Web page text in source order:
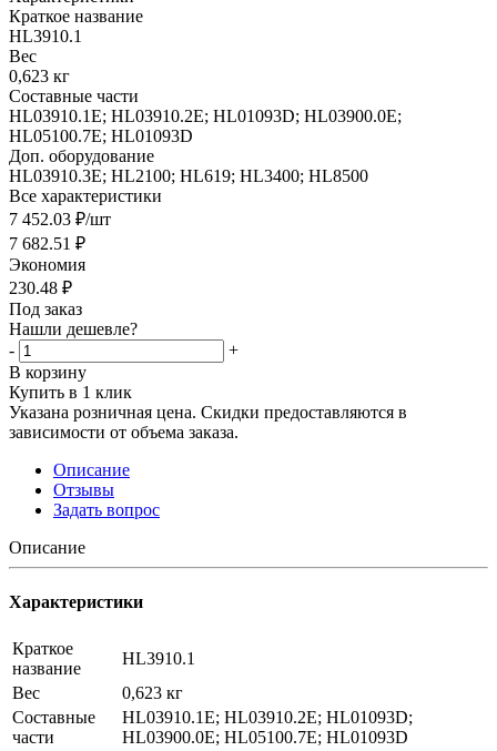
Краткое название
HL3910.1
Вес
0,623 кг
Составные части
HL03910.1E; HL03910.2E; HL01093D; HL03900.0E;
HL05100.7E; HL01093D
Доп. оборудование
HL03910.3E; HL2100; HL619; HL3400; HL8500
Все характеристики
7 452.03 ₽/шт
7 682.51 ₽
Экономия
230.48 ₽
Под заказ
Нашли дешевле?
-
+
В корзину
Купить в 1 клик
Указана розничная цена. Скидки предоставляются в
зависимости от объема заказа.
Описание
Отзывы
Задать вопрос
Описание
Характеристики
Краткое
название
HL3910.1
Вес
0,623 кг
Составные
части
HL03910.1E; HL03910.2E; HL01093D;
HL03900.0E; HL05100.7E; HL01093D